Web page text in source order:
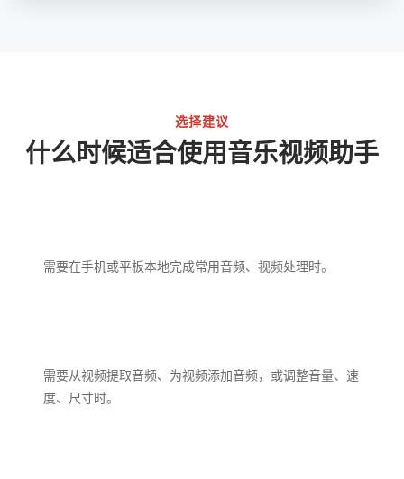
选择建议
什么时候适合使用音乐视频助手
需要在手机或平板本地完成常用音频、视频处理时。
需要从视频提取音频、为视频添加音频，或调整音量、速
度、尺寸时。